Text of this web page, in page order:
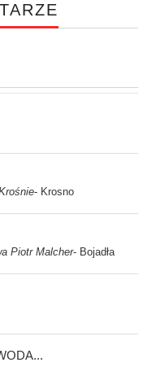
- Krosno
Piotr Malcher- Bojadła